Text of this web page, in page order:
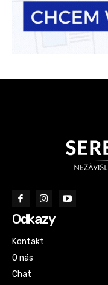
Odkazy
Kontakt
O nás
Chat